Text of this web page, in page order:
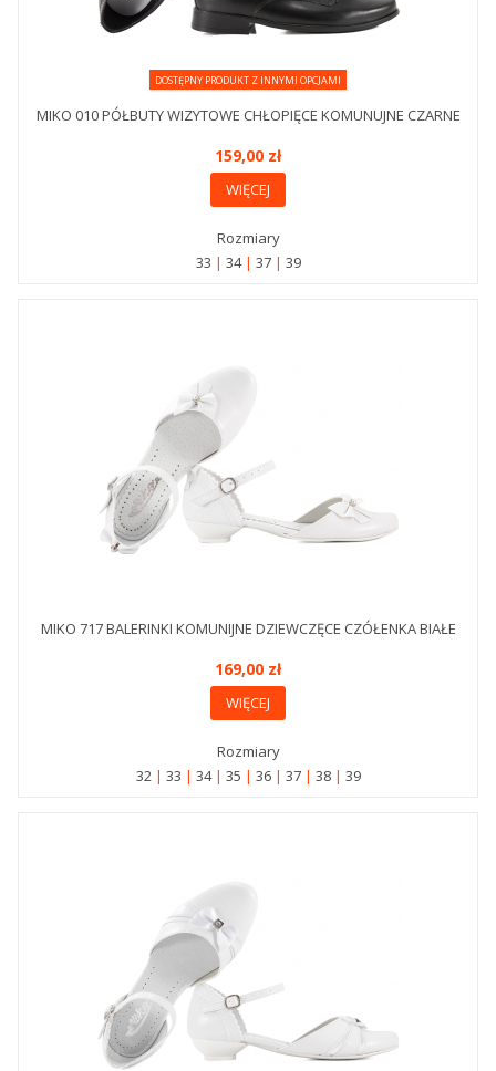
DOSTĘPNY PRODUKT Z INNYMI OPCJAMI
MIKO 010 PÓŁBUTY WIZYTOWE CHŁOPIĘCE KOMUNUJNE CZARNE
159,00 zł
WIĘCEJ
Rozmiary
33
34 37 39
MIKO 717 BALERINKI KOMUNIJNE DZIEWCZĘCE CZÓŁENKA BIAŁE
169,00 zł
WIĘCEJ
Rozmiary
32
33 34 35 36 37 38 39